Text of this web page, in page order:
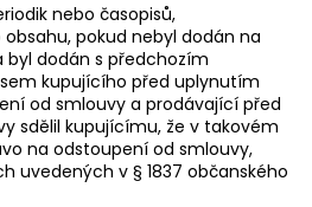
nebo časopisů,
pokud nebyl dodán na
dodán s předchozím
kupujícího před uplynutím
od smlouvy a prodávající před
sdělil kupujícímu, že v takovém
na odstoupení od smlouvy,
uvedených v § 1837 občanského